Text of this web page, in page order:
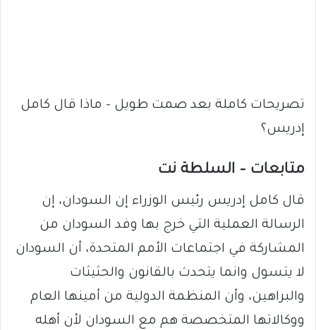
تصريحات كاملة بعد صمت طويل – ماذا قال كامل
إدريس؟
متابعات – السلطة نت
قال كامل إدريس رئيس الوزراء إن السودان، إن
الرسالة العملية التي خرج بها وفد السودان من
المشاركة في اجتماعات الأمم المتحدة، أن السودان
لا يتسول وانما يتحدث بالقانون والحثيثات
والبراهين، وأن المنظمة الدولية من أمينها العام
ووكالاتها المتخصصة هم مع السودان لأن أهله